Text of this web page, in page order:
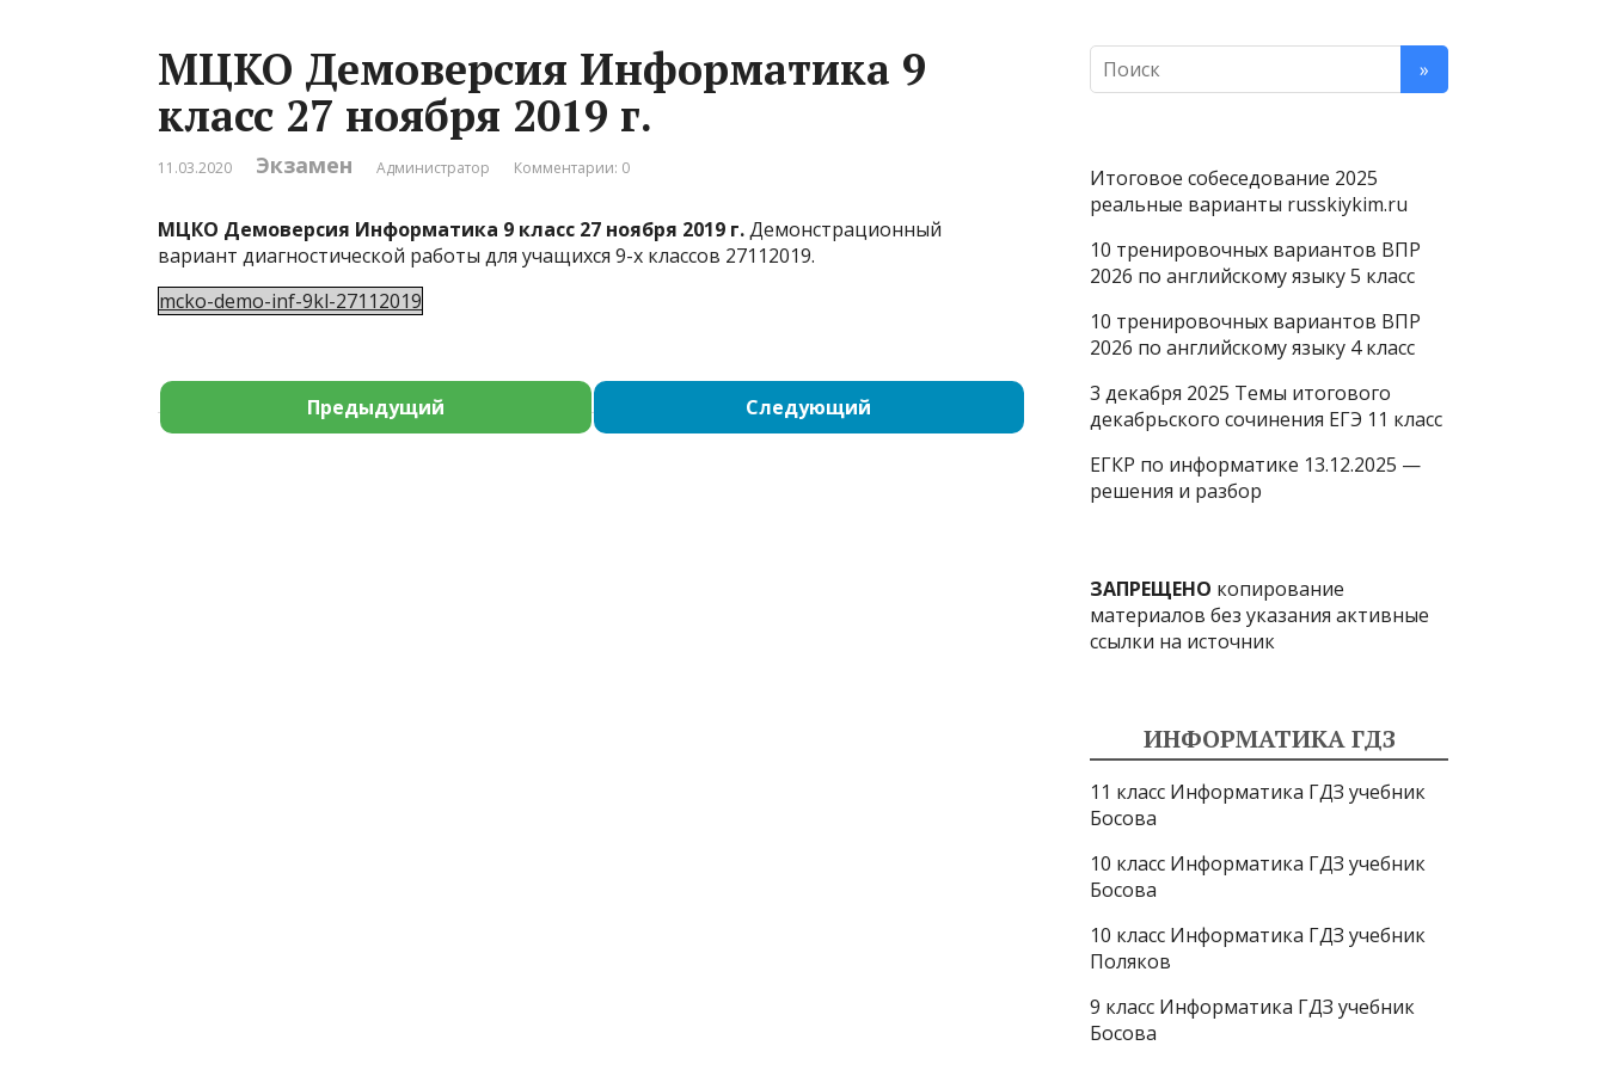
МЦКО Демоверсия Информатика 9
класс 27 ноября 2019 г.
11.03.2020 Экзамен Администратор Комментарии: 0
МЦКО Демоверсия Информатика 9 класс 27 ноября 2019 г.Демонстрационный
вариант диагностической работы для учащихся 9-х классов 27112019.
mcko-demo-inf-9kl-27112019
Предыдущий Следующий
Итоговое собеседование 2025
реальные варианты russkiykim.ru
10 тренировочных вариантов ВПР
2026 по английскому языку 5 класс
10 тренировочных вариантов ВПР
2026 по английскому языку 4 класс
3 декабря 2025 Темы итогового
декабрьского сочинения ЕГЭ 11 класс
ЕГКР по информатике 13.12.2025 —
решения и разбор
ЗАПРЕЩЕНО копирование
материалов без указания активные
ссылки на источник
ИНФОРМАТИКА ГДЗ
11 класс Информатика ГДЗ учебник
Босова
10 класс Информатика ГДЗ учебник
Босова
10 класс Информатика ГДЗ учебник
Поляков
9 класс Информатика ГДЗ учебник
Босова